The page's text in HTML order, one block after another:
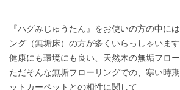
『ハグみじゅうたん』をお使いの方の中に
ング（無垢床）の方が多くいらっしゃいます
健康にも環境にも良い、天然木の無垢フロー
ただそんな無垢フローリングでの、寒い時
ットカーペットとの相性に関して